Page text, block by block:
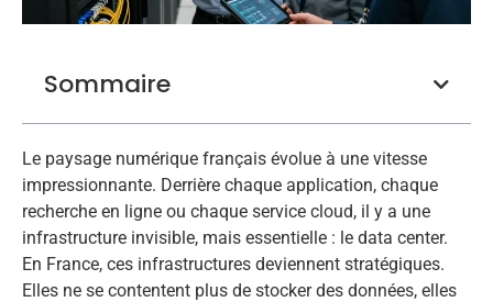
Sommaire
Le paysage numérique français évolue à une vitesse
impressionnante. Derrière chaque application, chaque
recherche en ligne ou chaque service cloud, il y a une
infrastructure invisible, mais essentielle : le data center.
En France, ces infrastructures deviennent stratégiques.
Elles ne se contentent plus de stocker des données, elles